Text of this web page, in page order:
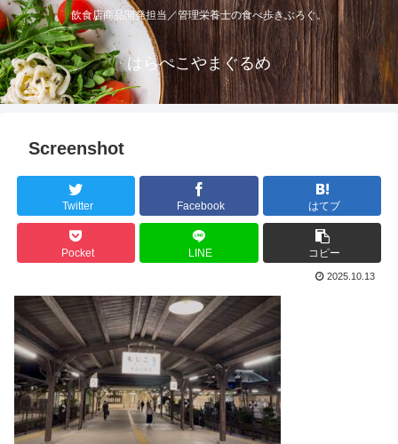
飲食店商品開発担当／管理栄養士の食べ歩きぶろぐ。
はらぺこやまぐるめ
Screenshot
Twitter Facebook はてブ
Pocket LINE コピー
2025.10.13